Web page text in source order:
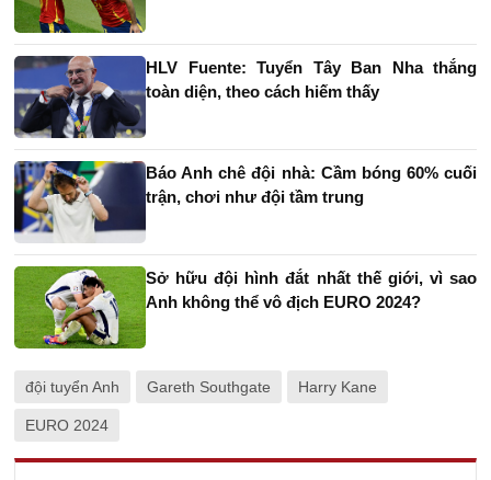
HLV Fuente: Tuyển Tây Ban Nha thắng
toàn diện, theo cách hiếm thấy
Báo Anh chê đội nhà: Cầm bóng 60% cuối
trận, chơi như đội tầm trung
Sở hữu đội hình đắt nhất thế giới, vì sao
Anh không thể vô địch EURO 2024?
đội tuyển Anh Gareth Southgate Harry Kane
EURO 2024